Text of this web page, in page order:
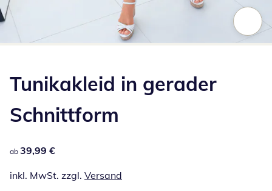
Tunikakleid in gerader
Schnittform
39,99 €
ab 39,99 €
inkl. MwSt. zzgl. Versand